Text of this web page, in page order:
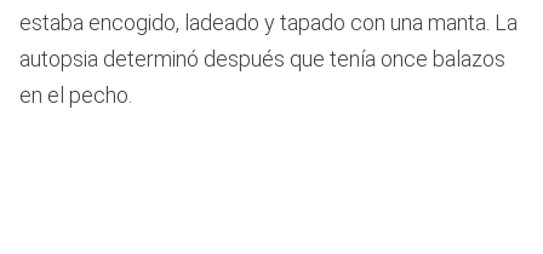
estaba encogido, ladeado y tapado con una manta. La
autopsia determinó después que tenía once balazos
en el pecho.